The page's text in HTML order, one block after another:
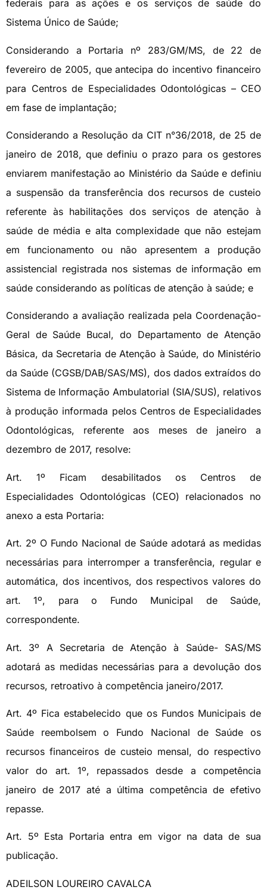
federais para as ações e os serviços de saúde do
Sistema Único de Saúde;
Considerando a Portaria nº 283/GM/MS, de 22 de
fevereiro de 2005, que antecipa do incentivo financeiro
para Centros de Especialidades Odontológicas – CEO
em fase de implantação;
Considerando a Resolução da CIT n°36/2018, de 25 de
janeiro de 2018, que definiu o prazo para os gestores
enviarem manifestação ao Ministério da Saúde e definiu
a suspensão da transferência dos recursos de custeio
referente às habilitações dos serviços de atenção à
saúde de média e alta complexidade que não estejam
em funcionamento ou não apresentem a produção
assistencial registrada nos sistemas de informação em
saúde considerando as políticas de atenção à saúde; e
Considerando a avaliação realizada pela Coordenação-
Geral de Saúde Bucal, do Departamento de Atenção
Básica, da Secretaria de Atenção à Saúde, do Ministério
da Saúde (CGSB/DAB/SAS/MS), dos dados extraídos do
Sistema de Informação Ambulatorial (SIA/SUS), relativos
à produção informada pelos Centros de Especialidades
Odontológicas, referente aos meses de janeiro a
dezembro de 2017, resolve:
Art. 1º Ficam desabilitados os Centros de
Especialidades Odontológicas (CEO) relacionados no
anexo a esta Portaria:
Art. 2º O Fundo Nacional de Saúde adotará as medidas
necessárias para interromper a transferência, regular e
automática, dos incentivos, dos respectivos valores do
art. 1º, para o Fundo Municipal de Saúde,
correspondente.
Art. 3º A Secretaria de Atenção à Saúde- SAS/MS
adotará as medidas necessárias para a devolução dos
recursos, retroativo à competência janeiro/2017.
Art. 4º Fica estabelecido que os Fundos Municipais de
Saúde reembolsem o Fundo Nacional de Saúde os
recursos financeiros de custeio mensal, do respectivo
valor do art. 1º, repassados desde a competência
janeiro de 2017 até a última competência de efetivo
repasse.
Art. 5º Esta Portaria entra em vigor na data de sua
publicação.
ADEILSON LOUREIRO CAVALCA